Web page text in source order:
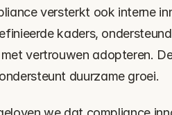
versterkt ook interne
kaders,
vertrouwen adopteren.
duurzame groei.